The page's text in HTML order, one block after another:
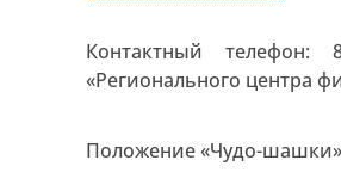
Контактный телефон:
«Регионального центра
Положение «Чудо-шашки»